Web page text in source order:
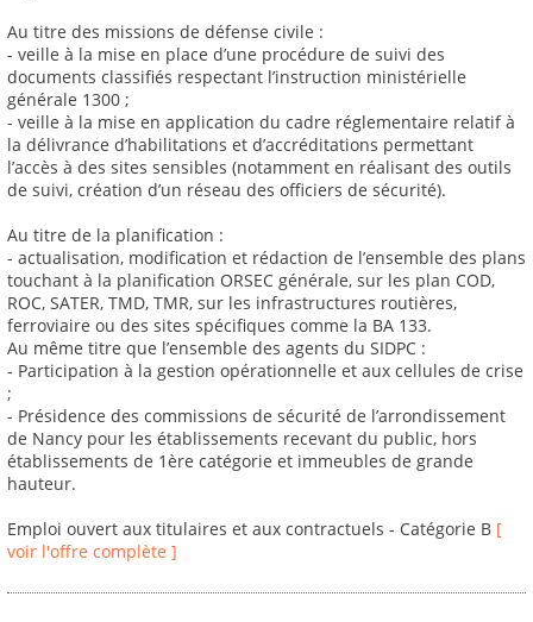
Au titre des missions de défense civile :
- veille à la mise en place d’une procédure de suivi des
documents classifiés respectant l’instruction ministérielle
générale 1300 ;
- veille à la mise en application du cadre réglementaire relatif à
la délivrance d’habilitations et d’accréditations permettant
l’accès à des sites sensibles (notamment en réalisant des outils
de suivi, création d’un réseau des officiers de sécurité).
Au titre de la planification :
- actualisation, modification et rédaction de l’ensemble des plans
touchant à la planification ORSEC générale, sur les plan COD,
ROC, SATER, TMD, TMR, sur les infrastructures routières,
ferroviaire ou des sites spécifiques comme la BA 133.
Au même titre que l’ensemble des agents du SIDPC :
- Participation à la gestion opérationnelle et aux cellules de crise
;
- Présidence des commissions de sécurité de l’arrondissement
de Nancy pour les établissements recevant du public, hors
établissements de 1ère catégorie et immeubles de grande
hauteur.
Emploi ouvert aux titulaires et aux contractuels - Catégorie B [
voir l'offre complète ]